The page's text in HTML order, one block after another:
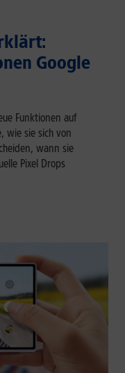
Google
Funktionen auf
wie sie sich von
wann sie
Pixel Drops